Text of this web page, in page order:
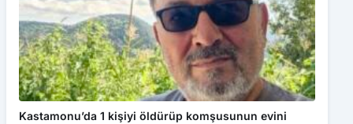
Kastamonu’da 1 kişiyi öldürüp komşusunun evini